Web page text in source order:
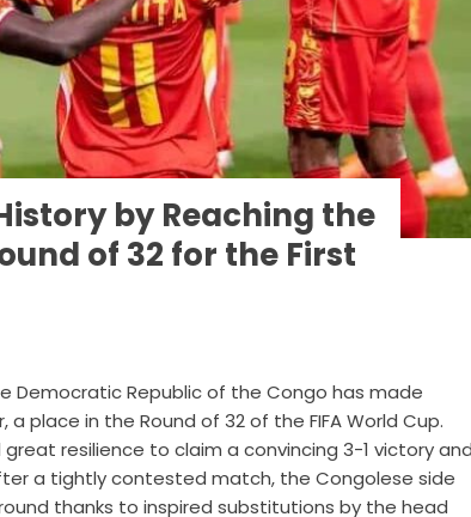
by Reaching the
of 32 for the First
Democratic Republic of the Congo has made
place in the Round of 32 of the FIFA World Cup.
resilience to claim a convincing 3-1 victory and
a tightly contested match, the Congolese side
thanks to inspired substitutions by the head